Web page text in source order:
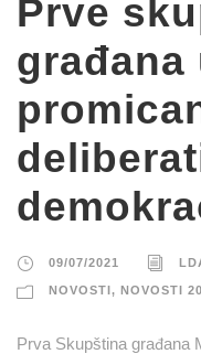
Prve
građana
09/07/2021
NOVOSTI, NOVOSTI
Prva Skupština građana